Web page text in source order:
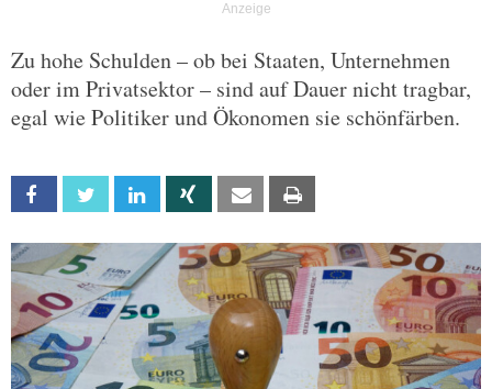
Zu hohe Schulden – ob bei Staaten, Unternehmen
oder im Privatsektor – sind auf Dauer nicht tragbar,
egal wie Politiker und Ökonomen sie schönfärben.
Facebook Twitter Linkedin Xing Email